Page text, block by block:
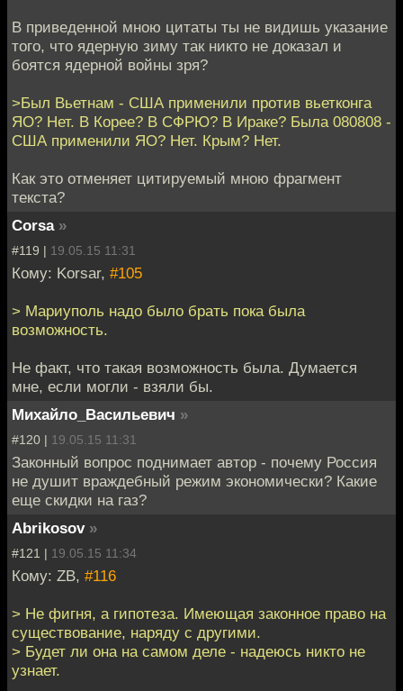
В приведенной мною цитаты ты не видишь указание
того, что ядерную зиму так никто не доказал и
боятся ядерной войны зря?
>Был Вьетнам - США применили против вьетконга
ЯО? Нет. В Корее? В СФРЮ? В Ираке? Была 080808 -
США применили ЯО? Нет. Крым? Нет.
Как это отменяет цитируемый мною фрагмент
текста?
Corsa »
#119 | 19.05.15 11:31
Кому: Korsar, #105
> Мариуполь надо было брать пока была
возможность.
Не факт, что такая возможность была. Думается
мне, если могли - взяли бы.
Михайло_Васильевич »
#120 | 19.05.15 11:31
Законный вопрос поднимает автор - почему Россия
не душит враждебный режим экономически? Какие
еще скидки на газ?
Abrikosov »
#121 | 19.05.15 11:34
Кому: ZB, #116
> Не фигня, а гипотеза. Имеющая законное право на
существование, наряду с другими.
> Будет ли она на самом деле - надеюсь никто не
узнает.